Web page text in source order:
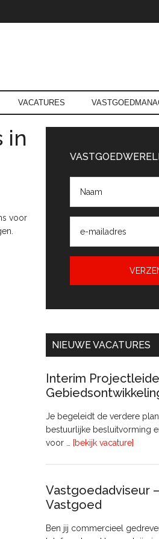
VACATURES
in
voor
Sidebar
NIEUWE VACATURES
Interim
Je begeleidt de verdere
bestuurlijke besluitvorming
voor …
[bekijk vacature]
uur)
Vastgoedadviseur
Vastgoed
Ben jij commercieel